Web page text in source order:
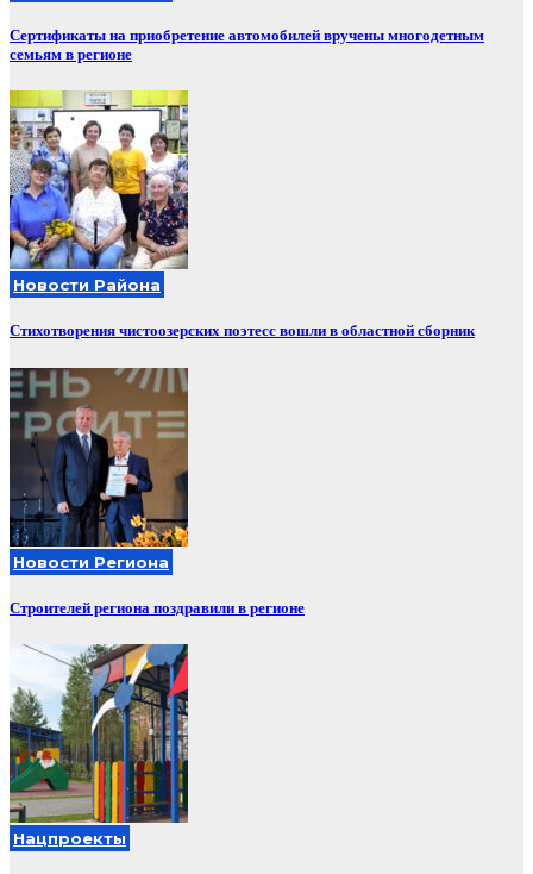
Сертификаты на приобретение автомобилей вручены многодетным
семьям в регионе
Новости Района
Стихотворения чистоозерских поэтесс вошли в областной сборник
Новости Региона
Строителей региона поздравили в регионе
Нацпроекты